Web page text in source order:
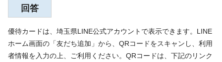
回答
優待カードは、埼玉県LINE公式アカウントで表示できます。LINE
ホーム画面の「友だち追加」から、QRコードをスキャンし、利用
者情報を入力の上、ご利用ください。QRコードは、下記のリンク